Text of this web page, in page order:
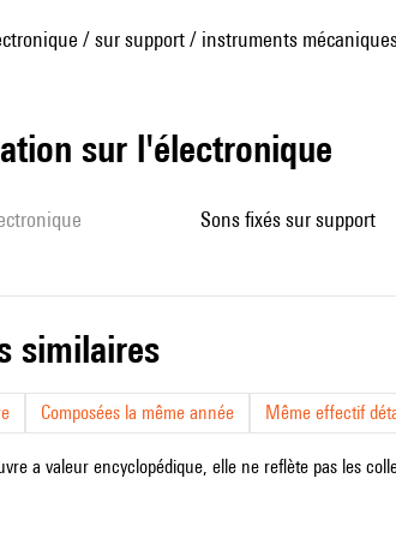
/ sur support / instruments
sur l'électronique
sons fixés sur support
similaires
Composées la même année Même effectif
a valeur encyclopédique, elle ne reflète pas les